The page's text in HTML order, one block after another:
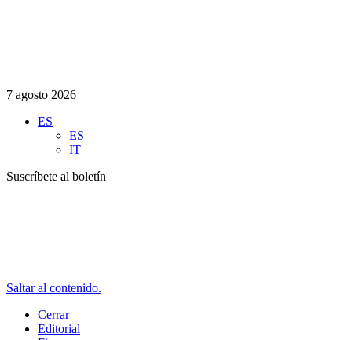
7 agosto 2026
ES
ES
IT
Suscríbete al boletín
Saltar al contenido.
Cerrar
Editorial